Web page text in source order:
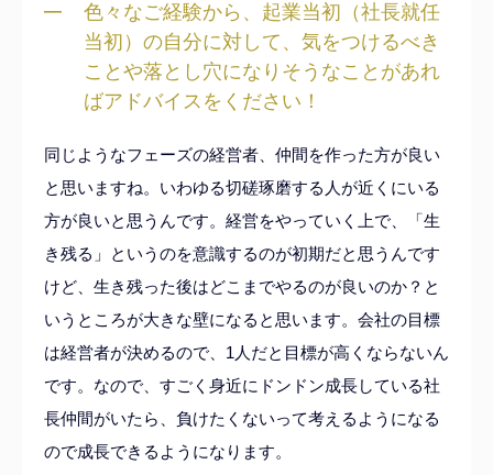
色々なご経験から、起業当初（社長就任
当初）の自分に対して、気をつけるべき
ことや落とし穴になりそうなことがあれ
ばアドバイスをください！
同じようなフェーズの経営者、仲間を作った方が良い
と思いますね。いわゆる切磋琢磨する人が近くにいる
方が良いと思うんです。経営をやっていく上で、「生
き残る」というのを意識するのが初期だと思うんです
けど、生き残った後はどこまでやるのが良いのか？と
いうところが大きな壁になると思います。会社の目標
は経営者が決めるので、1人だと目標が高くならないん
です。なので、すごく身近にドンドン成長している社
長仲間がいたら、負けたくないって考えるようになる
ので成長できるようになります。